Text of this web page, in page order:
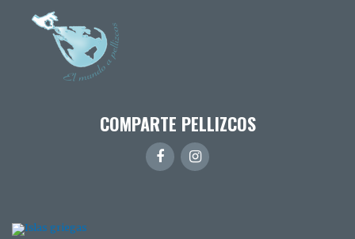
COMPARTE PELLIZCOS